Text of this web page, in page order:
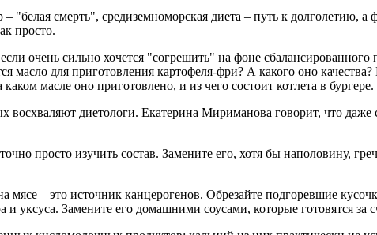
"белая смерть", средиземноморская диета – путь к долголетию, а
просто.
очень сильно хочется "согрешить" на фоне
масло для приготовления картофеля-фри? А какого оно качества?
масле оно приготовлено, и из чего состоит котлета в бургере.
восхваляют диетологи. Екатерина Мириманова говорит, что
просто изучить состав. Замените его, хотя бы наполовину,
– это источник канцерогенов. Обрезайте подгоревшие
уксуса. Замените его домашними соусами, которые готовятся за